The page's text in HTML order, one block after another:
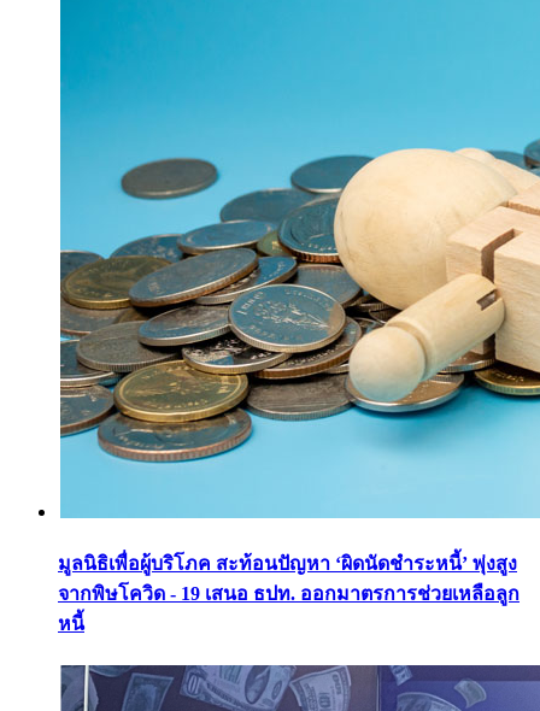
มูลนิธิเพื่อผู้บริโภค สะท้อนปัญหา ‘ผิดนัดชำระหนี้’ พุ่งสูง
จากพิษโควิด - 19 เสนอ ธปท. ออกมาตรการช่วยเหลือลูก
หนี้